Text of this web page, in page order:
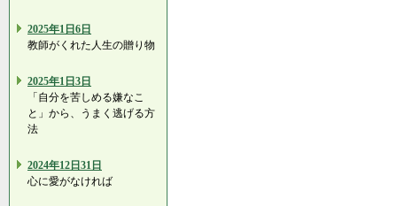
2025年1日6日
教師がくれた人生の贈り物
2025年1日3日
「自分を苦しめる嫌なこ
と」から、うまく逃げる方
法
2024年12日31日
心に愛がなければ